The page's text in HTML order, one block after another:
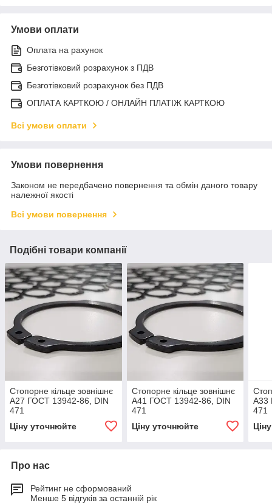
Умови оплати
Оплата на рахунок
Безготівковий розрахунок з ПДВ
Безготівковий розрахунок без ПДВ
ОПЛАТА КАРТКОЮ / ОНЛАЙН ПЛАТІЖ КАРТКОЮ
Всі умови оплати
Умови повернення
Законом не передбачено повернення та обмін даного товару
належної якості
Всі умови повернення
Подібні товари компанії
Стопорне кільце зовнішнє
А27 ГОСТ 13942-86, DIN
471
Ціну уточнюйте
Стопорне кільце зовнішнє
А41 ГОСТ 13942-86, DIN
471
Ціну уточнюйте
А33
471
Про нас
Рейтинг не сформований
Менше 5 відгуків за останній рік